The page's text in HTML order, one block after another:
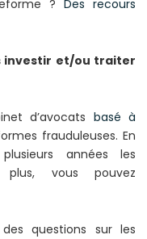
? Des recours
investir et/ou traiter
d’avocats basé à
frauduleuses. En
années les
plus, vous pouvez
questions sur les